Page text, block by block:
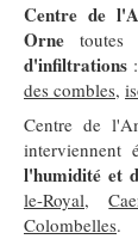
Centre de
Orne toutes
d'infiltrations :
des combles,
Centre de
interviennent
l'humidité et
le-Royal,
Colombelles.